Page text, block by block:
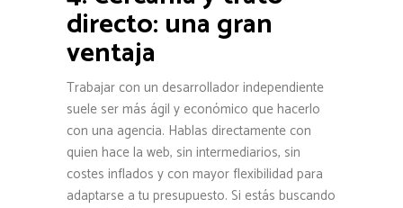
directo: una gran
ventaja
Trabajar con un desarrollador independiente
suele ser más ágil y económico que hacerlo
con una agencia. Hablas directamente con
quien hace la web, sin intermediarios, sin
costes inflados y con mayor flexibilidad para
adaptarse a tu presupuesto. Si estás buscando